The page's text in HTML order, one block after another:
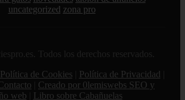
uncategorized zona pro
Todos los derechos reservados.
Política de Cookies Política de Privacidad
Creado por 0lemiswebs SEO y
web
Libro sobre Cabañuelas